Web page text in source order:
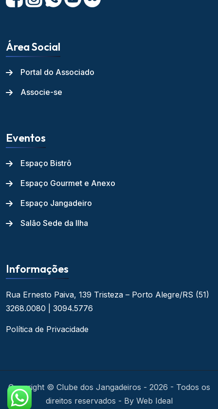
Área Social
Portal do Associado
Associe-se
Eventos
Espaço Bistrô
Espaço Gourmet e Anexo
Espaço Jangadeiro
Salão Sede da Ilha
Informações
Rua Ernesto Paiva, 139 Tristeza – Porto Alegre/RS (51)
3268.0080 | 3094.5776
Política de Privacidade
Copyright © Clube dos Jangadeiros - 2026 - Todos os
direitos reservados - By Web Ideal